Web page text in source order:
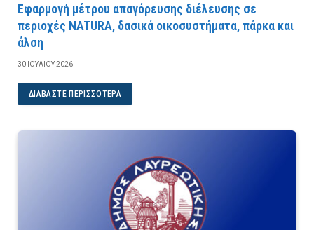
Εφαρμογή μέτρου απαγόρευσης διέλευσης σε
περιοχές NATURA, δασικά οικοσυστήματα, πάρκα και
άλση
30 ΙΟΥΛΊΟΥ 2026
ΔΙΑΒΆΣΤΕ ΠΕΡΙΣΣΌΤΕΡΑ